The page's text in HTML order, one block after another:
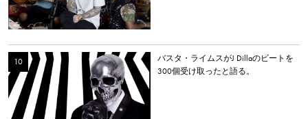
バスタ・ライムスがJ Dillaのビートを
300個受け取ったと語る。